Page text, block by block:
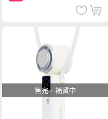
售完，補貨中